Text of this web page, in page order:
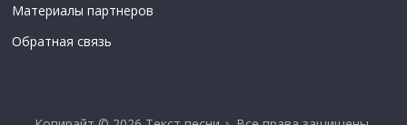
Материалы партнеров
Обратная связь